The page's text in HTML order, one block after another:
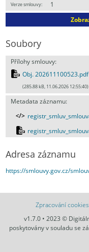
Verze smlouvy: 1
Soubory
Přílohy smlouvy:
Obj. 202611100523.pdf
(285.88 kB, 11.06.2026 12:55:40)
Metadata záznamu:
Adresa záznamu
https://smlouvy.gov.cz/
Zpracování cookies
v1.7.0 • 2023 ©
poskytovány v souladu se